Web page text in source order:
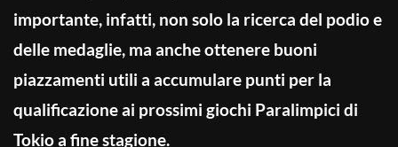
importante, infatti, non solo la ricerca del podio e
delle medaglie, ma anche ottenere buoni
piazzamenti utili a accumulare punti per la
qualificazione ai prossimi giochi Paralimpici di
Tokio a fine stagione.